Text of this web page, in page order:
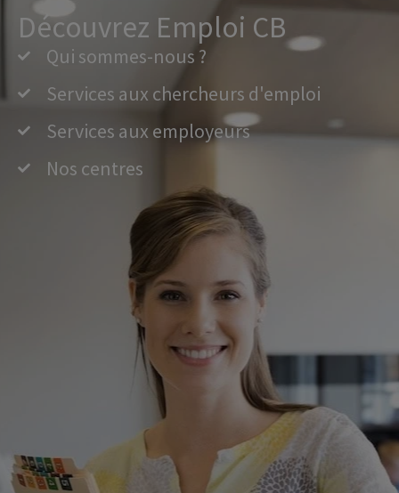
Découvrez Emploi CB
Qui sommes-nous ?
Services aux chercheurs d'emploi
Services aux employeurs
Nos centres